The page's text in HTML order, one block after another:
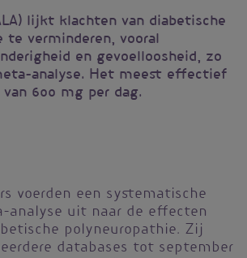
lijkt klachten van diabetische
te verminderen, vooral
en gevoelloosheid, zo
analyse. Het meest effectief
600 mg per dag.
voerden een systematische
analyse uit naar de effecten
polyneuropathie. Zij
databases tot september